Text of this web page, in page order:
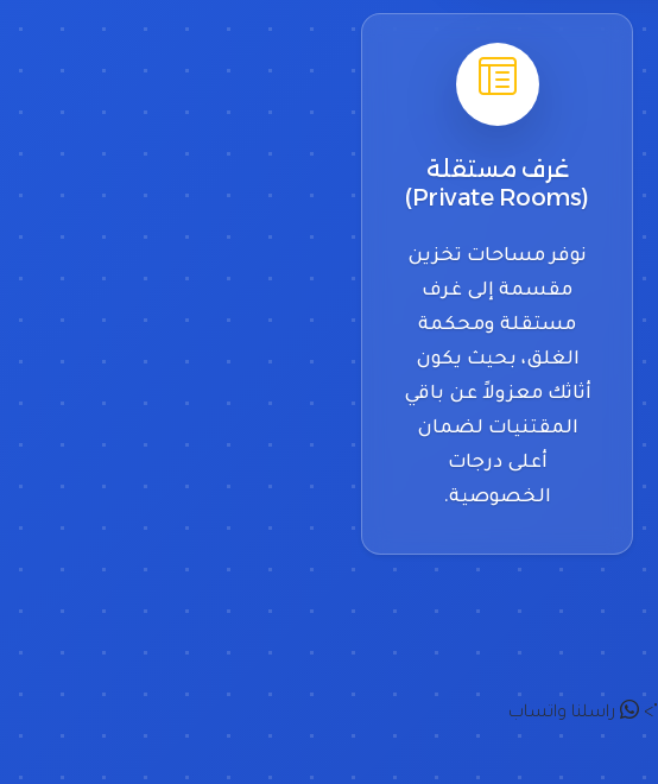
غرف مستقلة
(Private Rooms)
نوفر مساحات تخزين
مقسمة إلى غرف
مستقلة ومحكمة
الغلق، بحيث يكون
أثاثك معزولاً عن باقي
المقتنيات لضمان
أعلى درجات
الخصوصية.
راسلنا واتساب